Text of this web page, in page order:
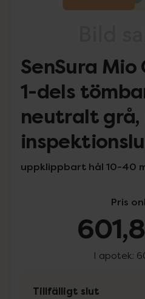
SenSura Mio
1-dels
neutralt grå,
uppklippbart hål 10-40
Pris
I apotek:
Tillfälligt slut